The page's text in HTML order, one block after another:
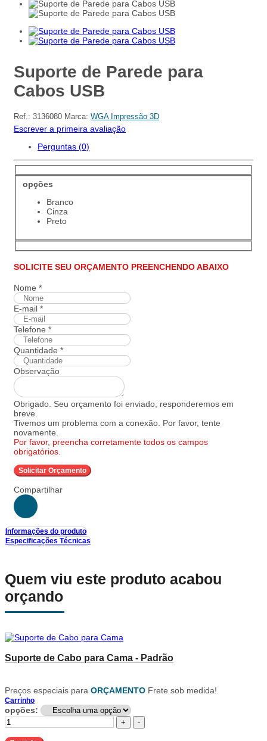
Suporte de Parede para
Cabos USB
Ref.: 3136080 Marca: WGA Impressão 3D
Escrever a primeira avaliação
Perguntas (0)
opções
Branco
Cinza
Preto
SOLICITE SEU ORÇAMENTO PREENCHENDO ABAIXO
Nome *
E-mail *
Telefone *
Quantidade *
Observação
Obrigado. Seu orçamento foi enviado, responderemos em
breve.
Tivemos um problema com a conexão. Por favor, tente
novamente.
Por favor, preencha corretamente todos os campos
obrigatórios.
Solicitar Orçamento
Compartilhar
Informações do produto
Especificações Técnicas
Quem viu este produto acabou
orçando
Suporte de Cabo para Cama - Padrão
Preços especiais para ORÇAMENTO Frete sob medida!
Carrinho
opções:
+ -